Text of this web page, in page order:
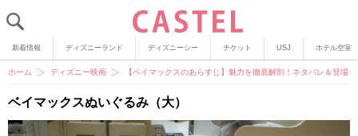
新着情報 ディズニーランド ディズニーシー チケット USJ ホテル空室
ホーム ディズニー映画 【ベイマックスのあらすじ】魅力を徹底解剖！ネタバレ＆登場
ベイマックスぬいぐるみ（大）